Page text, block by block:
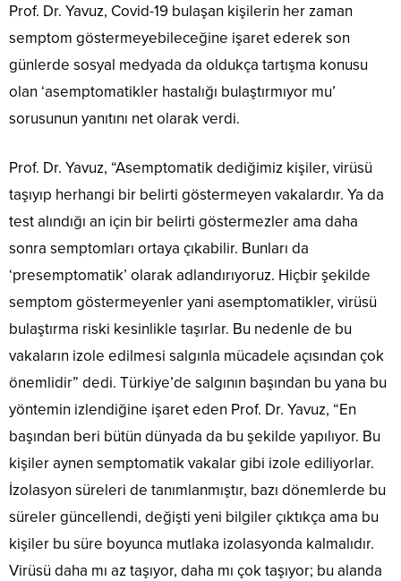
Prof. Dr. Yavuz, Covid-19 bulaşan kişilerin her zaman
semptom göstermeyebileceğine işaret ederek son
günlerde sosyal medyada da oldukça tartışma konusu
olan ‘asemptomatikler hastalığı bulaştırmıyor mu’
sorusunun yanıtını net olarak verdi.
Prof. Dr. Yavuz, “Asemptomatik dediğimiz kişiler, virüsü
taşıyıp herhangi bir belirti göstermeyen vakalardır. Ya da
test alındığı an için bir belirti göstermezler ama daha
sonra semptomları ortaya çıkabilir. Bunları da
‘presemptomatik’ olarak adlandırıyoruz. Hiçbir şekilde
semptom göstermeyenler yani asemptomatikler, virüsü
bulaştırma riski kesinlikle taşırlar. Bu nedenle de bu
vakaların izole edilmesi salgınla mücadele açısından çok
önemlidir” dedi. Türkiye’de salgının başından bu yana bu
yöntemin izlendiğine işaret eden Prof. Dr. Yavuz, “En
başından beri bütün dünyada da bu şekilde yapılıyor. Bu
kişiler aynen semptomatik vakalar gibi izole ediliyorlar.
İzolasyon süreleri de tanımlanmıştır, bazı dönemlerde bu
süreler güncellendi, değişti yeni bilgiler çıktıkça ama bu
kişiler bu süre boyunca mutlaka izolasyonda kalmalıdır.
Virüsü daha mı az taşıyor, daha mı çok taşıyor; bu alanda